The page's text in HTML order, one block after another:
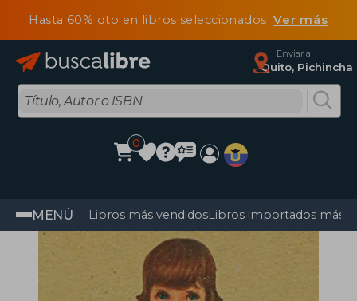
Hasta 60% dto en libros seleccionadosVer más
Enviar a
Quito, Pichincha
0
MENÚ Libros más vendidosLibros importados más